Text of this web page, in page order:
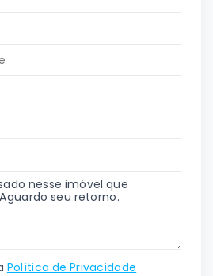
Política de Privacidade